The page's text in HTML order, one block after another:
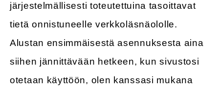
järjestelmällisesti toteutettuina tasoittavat
tietä onnistuneelle verkkoläsnäololle.
Alustan ensimmäisestä asennuksesta aina
siihen jännittävään hetkeen, kun sivustosi
otetaan käyttöön, olen kanssasi mukana